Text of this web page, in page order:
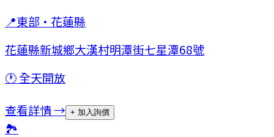
📍東部 · 花蓮縣
花蓮縣新城鄉大漢村明潭街七星潭68號
🕐全天開放
查看詳情 → + 加入詢價
🏞